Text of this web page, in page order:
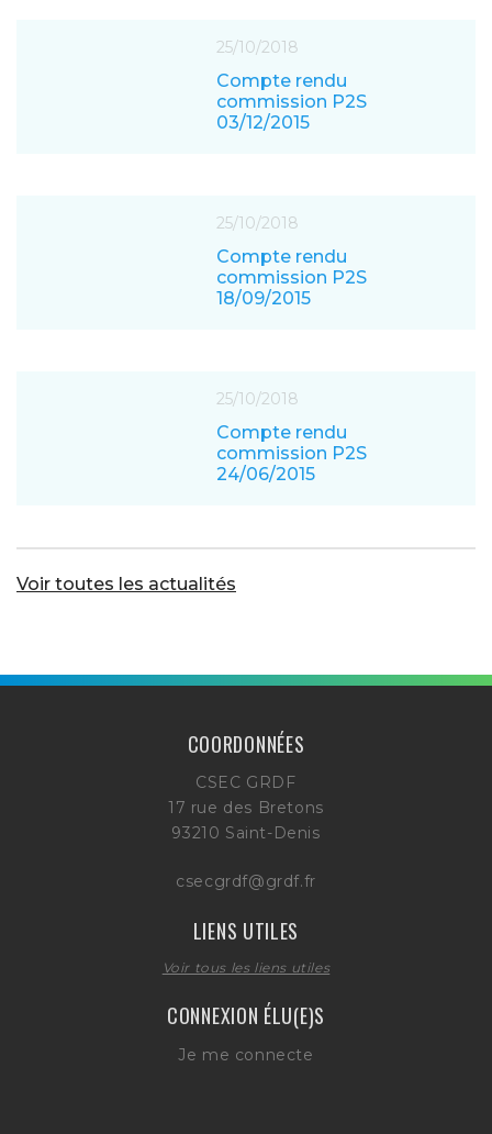
25/10/2018
Compte rendu
commission P2S
03/12/2015
25/10/2018
Compte rendu
commission P2S
18/09/2015
25/10/2018
Compte rendu
commission P2S
24/06/2015
Voir toutes les actualités
COORDONNÉES
CSEC GRDF
17 rue des Bretons
93210 Saint-Denis
csecgrdf@grdf.fr
LIENS UTILES
Voir tous les liens utiles
CONNEXION ÉLU(E)S
Je me connecte